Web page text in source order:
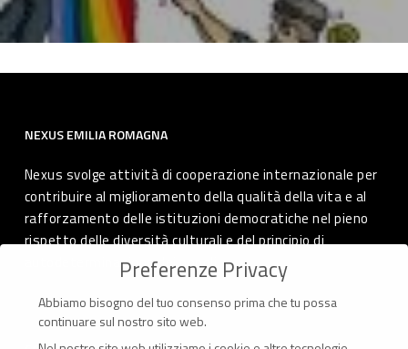
NEXUS EMILIA ROMAGNA
Nexus svolge attività di cooperazione internazionale per
contribuire al miglioramento della qualità della vita e al
rafforzamento delle istituzioni democratiche nel pieno
rispetto delle diversità culturali e del principio di
autodeterminazione dei popoli.
Preferenze Privacy
Abbiamo bisogno del tuo consenso prima che tu possa
continuare sul nostro sito web.